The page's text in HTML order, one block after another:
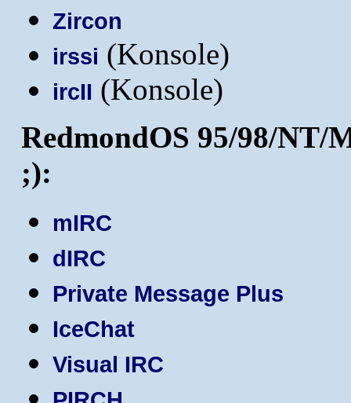
Zircon
irssi (Konsole)
ircII (Konsole)
RedmondOS 95/98/NT/
;):
mIRC
dIRC
Private Message Plus
IceChat
Visual IRC